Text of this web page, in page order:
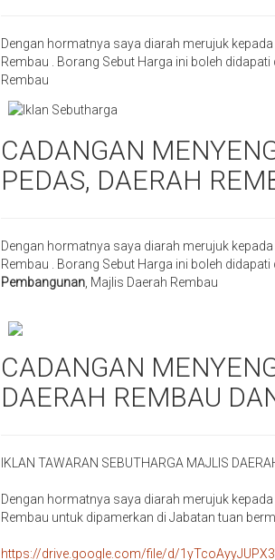
Dengan hormatnya saya diarah merujuk
Rembau . Borang Sebut Harga ini boleh didapati
Rembau
CADANGAN
PEDAS, DAERAH
Dengan hormatnya saya diarah merujuk
Rembau . Borang Sebut Harga ini boleh didapati
Pembangunan, Majlis Daerah Rembau
CADANGAN
DAERAH REMBAU
IKLAN TAWARAN SEBUTHARGA MAJLIS
Dengan hormatnya saya diarah merujuk
Rembau untuk dipamerkan di Jabatan tuan
https://drive.google.com/file/d/